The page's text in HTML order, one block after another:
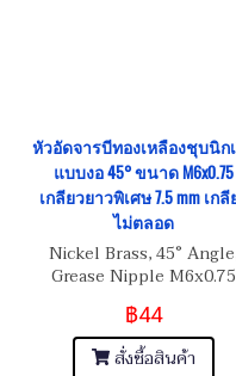
หัวอัดจารบีทองเหลืองชุบนิก
แบบงอ 45° ขนาด M6x0.75
เกลียวยาวพิเศษ 7.5 mm เกลี
ไม่ตลอด
Nickel Brass, 45°
Grease Nipple M6x0.75
เกลียวยาวพิเศษ 7.5 mm เกลี
ไม่ตลอด
฿44
สั่งซื้อสินค้า